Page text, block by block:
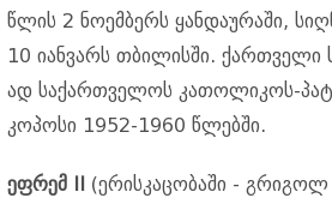
წლის 2 ნო­ემ­ბერს ყან­და­უ­რა­ში,
10 იან­ვარს თბი­ლის­ში.
ად სა­ქარ­თვე­ლოს კა­თო­ლი­კოს-
კო­პო­სი 1952-1960 წლებ­ში.
ეფ­რემ II
(ერის­კა­ცო­ბა­ში -